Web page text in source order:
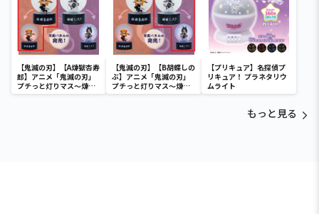
【鬼滅の刃】【A煉獄杏寿
郎】アニメ「鬼滅の刃」
プチっと灯りマス～煉獄
杏寿郎・胡蝶しのぶ～
【鬼滅の刃】【B胡蝶しの
ぶ】アニメ「鬼滅の刃」
プチっと灯りマス～煉獄
杏寿郎・胡蝶しのぶ～
【プリキュア】名探偵プ
リキュア！ プラネタリウ
ムライト
もっと見る